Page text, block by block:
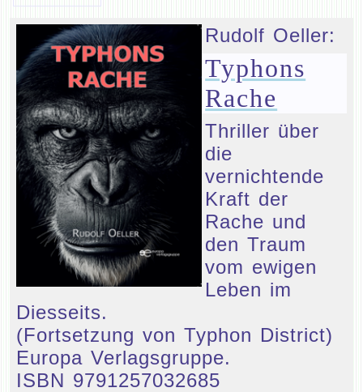
Rudolf Oeller:
Typhons
Rache
Thriller über
die
vernichtende
Kraft der
Rache und
den Traum
vom ewigen
Leben im
Diesseits.
(Fortsetzung von Typhon District)
Europa Verlagsgruppe.
ISBN 9791257032685